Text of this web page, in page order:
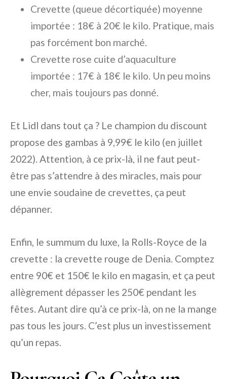
Crevette (queue décortiquée) moyenne
importée : 18€ à 20€ le kilo. Pratique, mais
pas forcément bon marché.
Crevette rose cuite d’aquaculture
importée : 17€ à 18€ le kilo. Un peu moins
cher, mais toujours pas donné.
Et Lidl dans tout ça ? Le champion du discount
propose des gambas à 9,99€ le kilo (en juillet
2022). Attention, à ce prix-là, il ne faut peut-
être pas s’attendre à des miracles, mais pour
une envie soudaine de crevettes, ça peut
dépanner.
Enfin, le summum du luxe, la Rolls-Royce de la
crevette : la crevette rouge de Denia. Comptez
entre 90€ et 150€ le kilo en magasin, et ça peut
allègrement dépasser les 250€ pendant les
fêtes. Autant dire qu’à ce prix-là, on ne la mange
pas tous les jours. C’est plus un investissement
qu’un repas.